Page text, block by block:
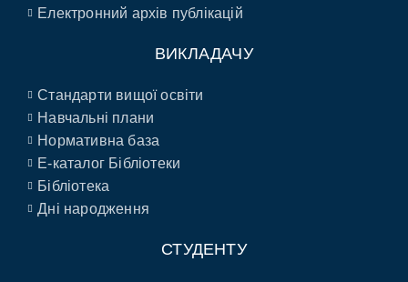
Електронний архів публікацій
ВИКЛАДАЧУ
Стандарти вищої освіти
Навчальні плани
Нормативна база
E-каталог Бібліотеки
Бібліотека
Дні народження
СТУДЕНТУ